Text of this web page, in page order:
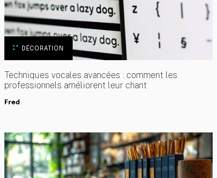
DÉCORATION
Techniques vocales avancées : comment les
professionnels améliorent leur chant
Fred